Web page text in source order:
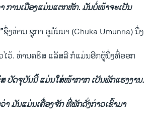
ການ​ເມືອງ​ແມ່ນ​ແຕກ​ຫັກ. ມັນ​ບໍ່ໜ້າ​ຈະ​ເປັນ​
ຊຶ່ງ​ທ່ານ ຊູ​ກາ ອູ​ມັນ​ນາ (Chuka Umunna) ​ນຶ່ງ
ໄວ້. ທ່ານຄ​ຣິ​ສ ແລັ​ສ​ລີ ກໍ​ແມ່ນ​ອີກ​ຜູ້​ນຶ່ງ​ທີ່​ອອກ​
ປັດ​ຈຸ​ບັນ​ນີ້ ແມ່ນ​ໃສ່​ໜ້າ​ກາກ ​ເປັນ​ພັກ​ແຮງ​ງານ​.
າ ມັນແມ່ນ​ເຄື່ອງ​ຈັກ ​ທີ່​ພັກ​ດັ່ງ​ກ່າວ​ເຂົ້າ​ມາ​